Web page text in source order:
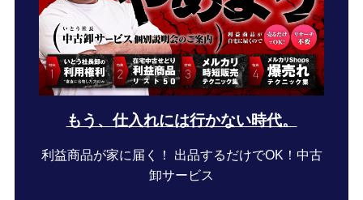
もう、仕入れには行かない時代。
利益商品が家に届く！ 出品するだけでOK！中古
卸サービス